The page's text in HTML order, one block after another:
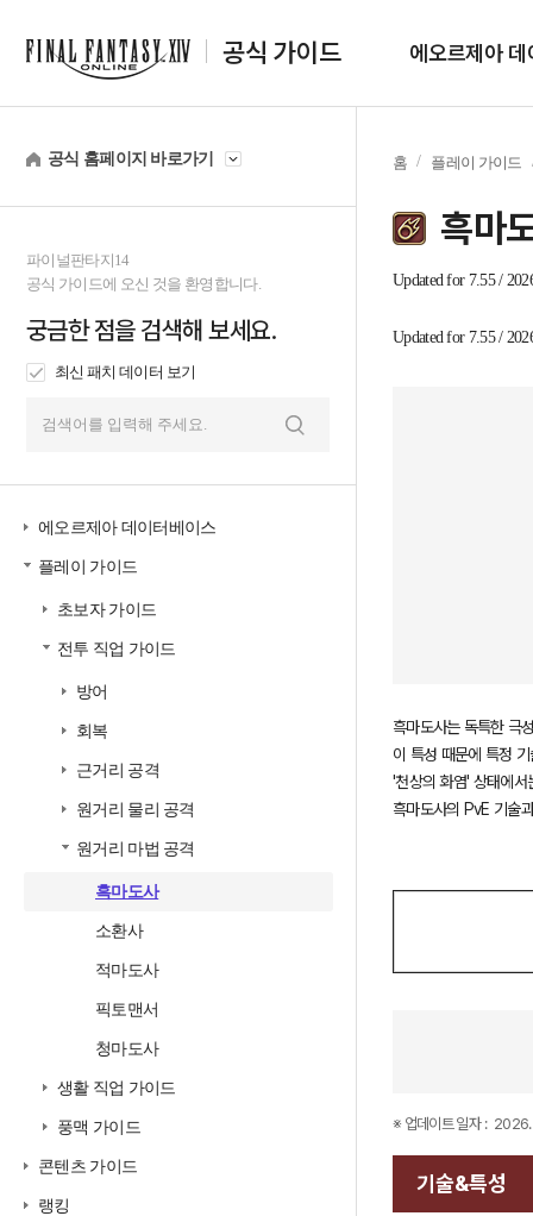
공식 가이드 에오르제아
공식 홈페이지 바로가기
파이널판타지14
공식 가이드에 오신 것을 환영합니다.
궁금한 점을 검색해 보세요.
최신 패치 데이터 보기
에오르제아 데이터베이스
플레이 가이드
초보자 가이드
전투 직업 가이드
방어
회복
근거리 공격
원거리 물리 공격
원거리 마법 공격
흑마도사
소환사
적마도사
픽토맨서
청마도사
생활 직업 가이드
풍맥 가이드
콘텐츠 가이드
랭킹
홈 플레이 가이드
흑마
tab1
Updated for 7.55 /
tab2
Updated for 7.55 /
흑마도사는 독특한 극
이 특성 때문에 특정
'천상의 화염' 상태에서
흑마도사의 PvE 기술
※ 업데이트 일자 :
기술&특성